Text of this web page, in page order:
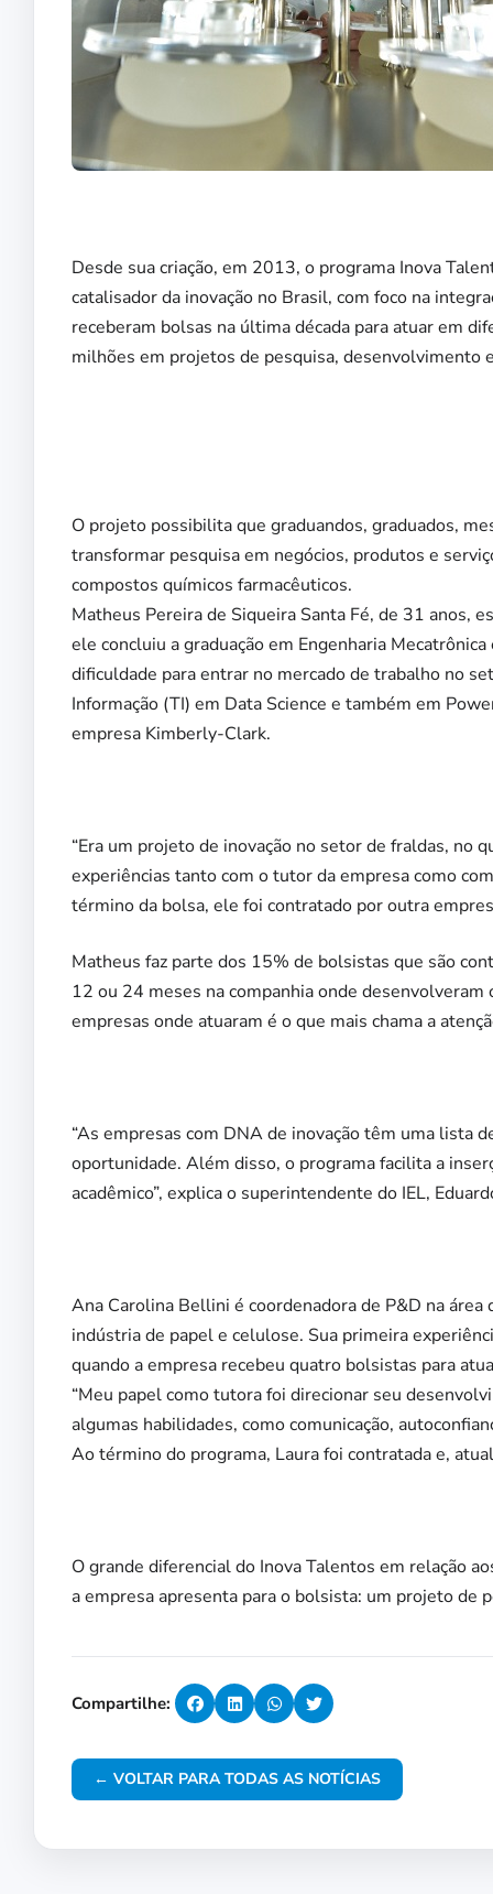
Desde sua criação, em 2013, o programa Inova
catalisador da inovação no Brasil, com foco na
receberam bolsas na última década para atuar em
milhões em projetos de pesquisa, desenvolvimento
O projeto possibilita que graduandos, graduados,
transformar pesquisa em negócios, produtos e
compostos químicos farmacêuticos.
Matheus Pereira de Siqueira Santa Fé, de 31 anos,
ele concluiu a graduação em Engenharia
dificuldade para entrar no mercado de trabalho no
Informação (TI) em Data Science e também em
empresa Kimberly-Clark.
“Era um projeto de inovação no setor de fraldas, no
experiências tanto com o tutor da empresa como
término da bolsa, ele foi contratado por outra
Matheus faz parte dos 15% de bolsistas que são
12 ou 24 meses na companhia onde
empresas onde atuaram é o que mais chama a
“As empresas com DNA de inovação têm uma lista
oportunidade. Além disso, o programa facilita a
acadêmico”, explica o superintendente do IEL,
Ana Carolina Bellini é coordenadora de P&D na
indústria de papel e celulose. Sua primeira
quando a empresa recebeu quatro bolsistas para
“Meu papel como tutora foi direcionar seu
algumas habilidades, como comunicação,
Ao término do programa, Laura foi contratada e,
O grande diferencial do Inova Talentos em relação
a empresa apresenta para o bolsista: um projeto de
Compartilhe:
← VOLTAR PARA TODAS AS NOTÍCIAS